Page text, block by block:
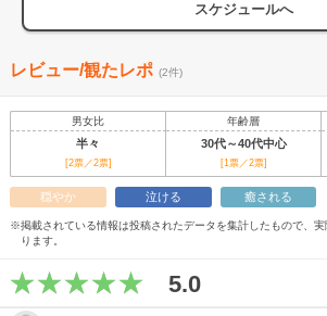
スケジュールへ
レビュー/観たレポ (2件)
男女比 年齢層
半々 30代～40代中心
[2票／2票] [1票／2票]
穏やか 泣ける 癒される
※掲載されている情報は投稿されたデータを集計したもので、
ります。
5.0